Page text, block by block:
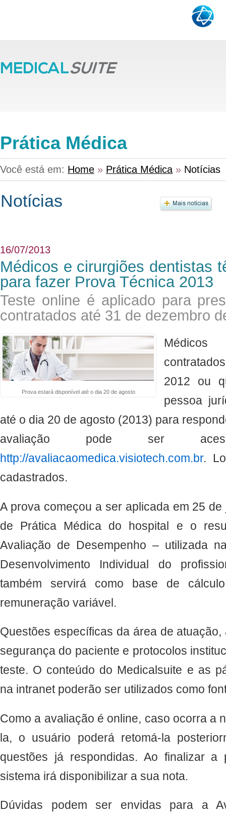
Prática Médica
Você está em: Home » Prática Médica » Notícias
16/07/2013
Médicos e cirurgiões dentistas
para fazer Prova Técnica 2013
Teste online é aplicado para
contratados até 31 de dezembro
Prova estará disponível até o dia 20 de agosto
Médicos
2012 ou
pessoa
até o dia 20 de agosto (2013) para
avaliação pode ser
http://avaliacaomedica.visiotech.com.br.
cadastrados.
A prova começou a ser aplicada em 25
de Prática Médica do hospital e o
Avaliação de Desempenho – utilizada
Desenvolvimento Individual do
também servirá como base de
remuneração variável.
Questões específicas da área de
segurança do paciente e protocolos
teste. O conteúdo do Medicalsuite e as
na intranet poderão ser utilizados como
Como a avaliação é online, caso ocorra a
la, o usuário poderá retomá-la
questões já respondidas. Ao finalizar a
sistema irá disponibilizar a sua nota.
Dúvidas podem ser envidas para a